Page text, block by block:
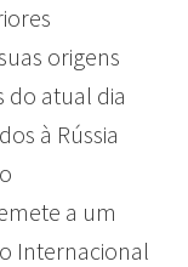
origens
do atual dia
à Rússia
a um
Internacional